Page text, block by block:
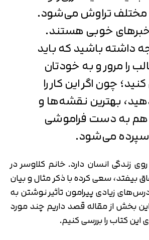
تراوش می‌شود.
خوبی هستند.
داشته باشید که باید
را مرور و به خودتان
چون اگر این کار را
بهترین نقشه‌ها و
هم به دست فراموشی
سپرده می‌شود.
زندگی انسان دارد. خانم کلاوسر در
بیفتد، سعی کرده با ذکر مثال و بیان
زیادی پیرامون تأثیر نوشتن به
بخش از مقاله قصد داریم چند مورد
کتاب را بررسی کنیم.